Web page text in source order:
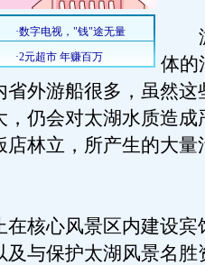
游
体的
省外游船很多，虽然这
，仍会对太湖水质造成
店林立，所产生的大量
核心风景区内建设宾
及与保护太湖风景名胜